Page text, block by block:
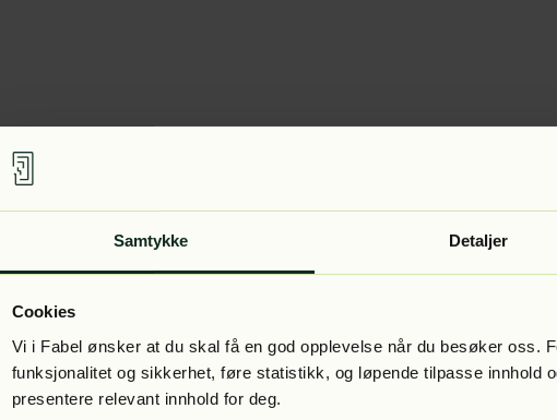
Samtykke Detaljer
Cookies
Vi i Fabel ønsker at du skal få en god opplevelse når du besøker oss.
funksjonalitet og sikkerhet, føre statistikk, og løpende tilpasse innhold
presentere relevant innhold for deg.